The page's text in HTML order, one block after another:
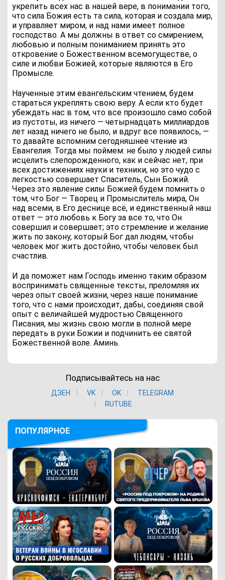
укрепить всех нас в нашей вере, в понимании того,
что сила Божия есть та сила, которая и создала мир,
и управляет миром, и над нами имеет полное
господство. А мы должны в ответ со смирением,
любовью и полным пониманием принять это
откровение о Божественном всемогуществе, о
силе и любви Божией, которые являются в Его
Промысле.
Наученные этим евангельским чтением, будем
стараться укреплять свою веру. А если кто будет
убеждать нас в том, что все произошло само собой
из пустоты, из ничего — четырнадцать миллиардов
лет назад ничего не было, и вдруг все появилось, —
то давайте вспомним сегодняшнее чтение из
Евангелия. Тогда мы поймем: не было у людей силы
исцелить слепорожденного, как и сейчас нет, при
всех достижениях науки и техники, но это чудо с
легкостью совершает Спаситель, Сын Божий.
Через это явление силы Божией будем помнить о
том, что Бог — Творец и Промыслитель мира, Он
над всеми, в Его деснице всё, и единственный наш
ответ — это любовь к Богу за все то, что Он
совершил и совершает; это стремление и желание
жить по закону, который Бог дал людям, чтобы
человек мог жить достойно, чтобы человек был
счастлив.
И да поможет нам Господь именно таким образом
воспринимать священные тексты, преломляя их
через опыт своей жизни, через наше понимание
того, что с нами происходит, дабы, соединяя свой
опыт с величайшей мудростью Священного
Писания, мы жизнь свою могли в полной мере
передать в руки Божии и подчинить ее святой
Божественной воле. Аминь.
Подписывайтесь на нас
ДЗЕН VK ОK
TELEGRAM
RUTUBE
ПОПУЛЯРНОЕ